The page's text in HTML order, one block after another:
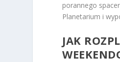
porannego
Planetarium i
JAK